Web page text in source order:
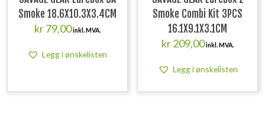
Smoke 18.6X10.3X3.4CM
kr79,00inkl. MVA.
Legg i ønskelisten
Smoke Combi Kit 3PCS
16.1X9.1X3.1CM
kr209,00inkl. MVA.
Legg i ønskelisten